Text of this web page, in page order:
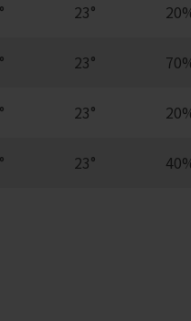
23°
23°
23°
23°